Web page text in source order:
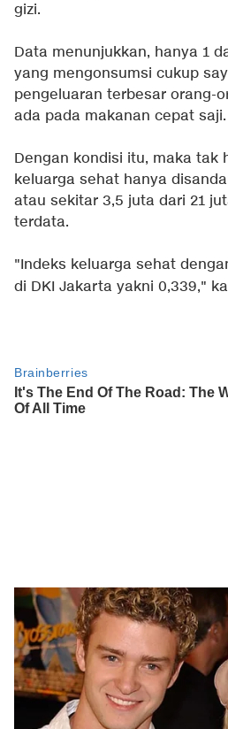
gizi.
Data menunjukkan, hanya 1
yang mengonsumsi cukup
pengeluaran terbesar orang-
ada pada makanan cepat saji.
Dengan kondisi itu, maka tak
keluarga sehat hanya
atau sekitar 3,5 juta dari 21
terdata.
"Indeks keluarga sehat
di DKI Jakarta yakni 0,339,"